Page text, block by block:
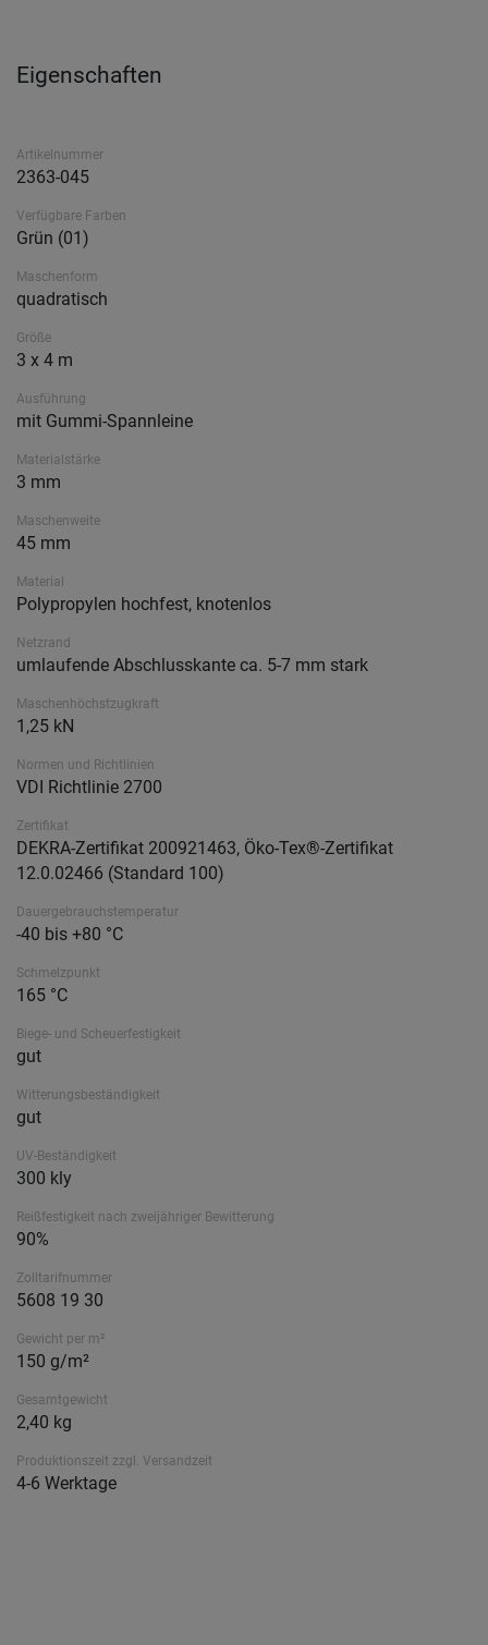
Eigenschaften
Artikelnummer
2363-045
Verfügbare Farben
Grün (01)
Maschenform
quadratisch
Größe
3 x 4 m
Ausführung
mit Gummi-Spannleine
Materialstärke
3 mm
Maschenweite
45 mm
Material
Polypropylen hochfest, knotenlos
Netzrand
umlaufende Abschlusskante ca. 5-7 mm stark
Maschenhöchstzugkraft
1,25 kN
Normen und Richtlinien
VDI Richtlinie 2700
Zertifikat
DEKRA-Zertifikat 200921463, Öko-Tex®-Zertifikat
12.0.02466 (Standard 100)
Dauergebrauchstemperatur
-40 bis +80 °C
Schmelzpunkt
165 °C
Biege- und Scheuerfestigkeit
gut
Witterungsbeständigkeit
gut
UV-Beständigkeit
300 kly
Reißfestigkeit nach zweijähriger Bewitterung
90%
Zolltarifnummer
5608 19 30
Gewicht per m²
150 g/m²
Gesamtgewicht
2,40 kg
Produktionszeit zzgl. Versandzeit
4-6 Werktage